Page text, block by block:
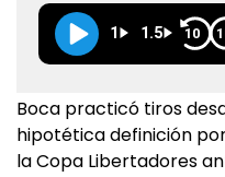
1 1.5 10
Boca practicó tiros
hipotética definición
la Copa Libertadores